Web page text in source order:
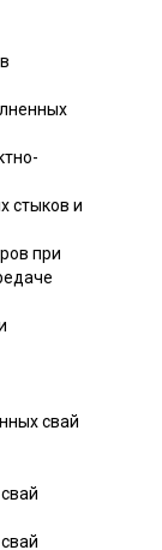
стыков и
при
свай